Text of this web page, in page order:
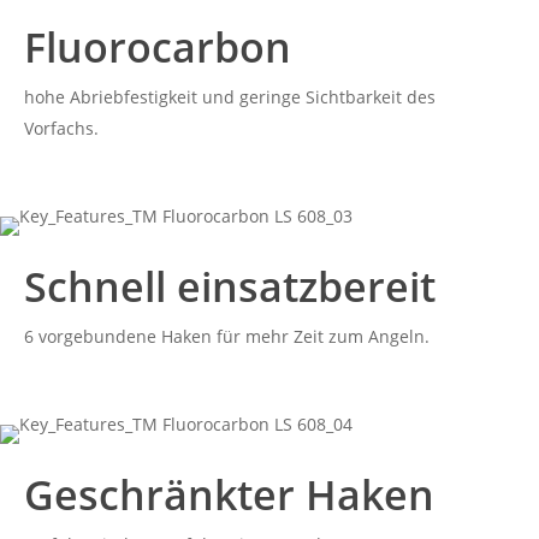
Fluorocarbon
hohe Abriebfestigkeit und geringe Sichtbarkeit des
Vorfachs.
Schnell einsatzbereit
6 vorgebundene Haken für mehr Zeit zum Angeln.
Geschränkter Haken